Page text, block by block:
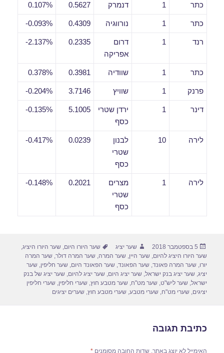
כתר 1 דנמרק 0.5627
0.107%
כתר 1 נורווגיה 0.4309
0.093%-
רנד 1
דרום
אפריקה
0.2335
2.137%-
כתר 1 שוודיה 0.3981
0.378%
פרנק 1 שוויץ 3.7146
0.204%-
דינר 1
ירדן שטרי
כסף
5.1005
0.135%-
לירה 10
לבנון
שטרי
כסף
0.0239
0.417%-
לירה 1
מצרים
שטרי
כסף
0.2021
0.148%-
פורסם
בתאריך
5 בספטמבר 2018 מחבר
שער יציג תגיות
שער היורו היום,שער היורו היציג,
שער היורו היציג להיום,שער היין,שער המרה,שער המרה דולר,שער המרה
יורו,שער המרה פאונד,שער הפאונד,שער הפאונד היום,שער חליפין,שער
יציג,שער יציג בנק ישראל,שער יציג היום,שער יציג להיום,שער יציג של בנק
ישראל,שער ליש"ט,שער מט"ח,שער מטבע חוץ,שערי חליפין,שערי חליפין
יציגים,שערי מט"ח,שערי מטבע,שערי מטבע חוץ,שערים יציגים
כתיבת תגובה
האימייל לא יוצג באתר. שדות החובה מסומנים*